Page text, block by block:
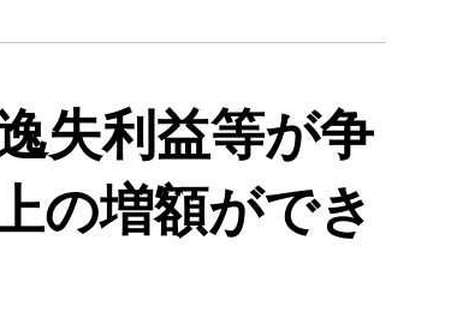
失利益等が争
の増額ができ